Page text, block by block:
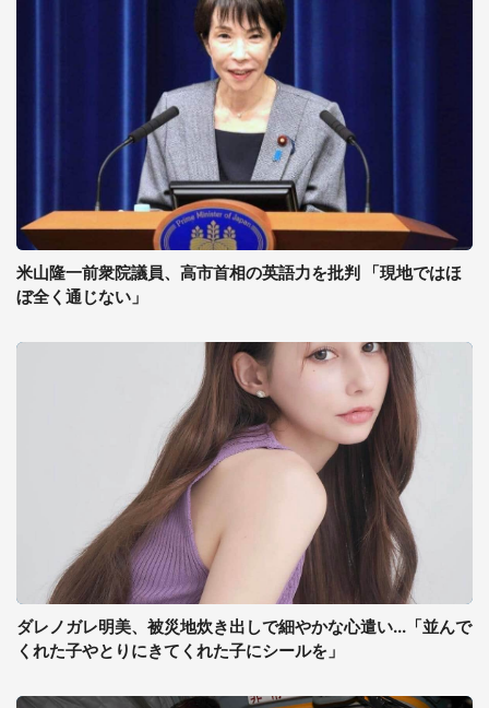
米山隆一前衆院議員、高市首相の英語力を批判 「現地ではほ
ぼ全く通じない」
ダレノガレ明美、被災地炊き出しで細やかな心遣い...「並んで
くれた子やとりにきてくれた子にシールを」